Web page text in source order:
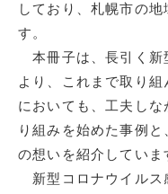
しており、札幌市の
す。
本冊子は、長引く新
より、これまで取り
においても、工夫し
り組みを始めた事例
の想いを紹介していま
新型コロナウイルス